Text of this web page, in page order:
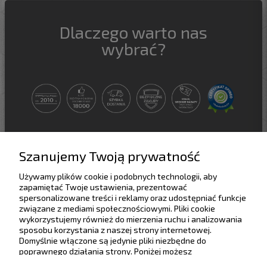
Dlaczego warto nas
wybrać?
Pomoc
Dostawa
Moje konto
Szanujemy Twoją prywatność
Używamy plików cookie i podobnych technologii, aby
zapamiętać Twoje ustawienia, prezentować
spersonalizowane treści i reklamy oraz udostępniać funkcje
związane z mediami społecznościowymi. Pliki cookie
wykorzystujemy również do mierzenia ruchu i analizowania
sposobu korzystania z naszej strony internetowej.
Domyślnie włączone są jedynie pliki niezbędne do
poprawnego działania strony. Poniżej możesz